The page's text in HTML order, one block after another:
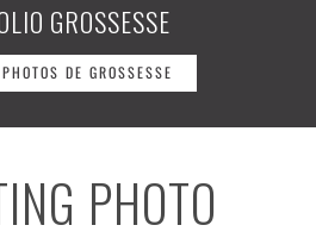
GROSSESSE
DE GROSSESSE
PHOTO